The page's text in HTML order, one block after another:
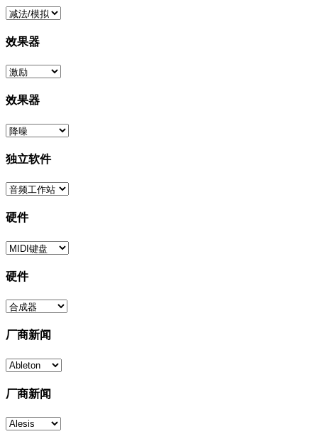
效果器
效果器
独立软件
硬件
硬件
厂商新闻
厂商新闻